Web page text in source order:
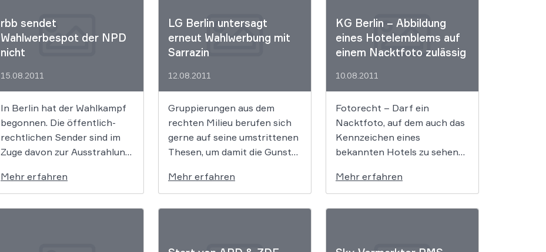
rbb sendet
Wahlwerbespot der NPD
nicht
15.08.2011
In Berlin hat der Wahlkampf
begonnen. Die öffentlich-
rechtlichen Sender sind im
Zuge davon zur Ausstrahlung
verpflichtet, der Rundfunk
Berlin-Brandenburg werde
den von der NPD
Mehr erfahren
LG Berlin untersagt
erneut Wahlwerbung mit
Sarrazin
12.08.2011
Gruppierungen aus dem
rechten Milieu berufen sich
gerne auf seine umstrittenen
Thesen, um damit die Gunst
Hiergegen hat sich Sarrazin
das zweite Mal erfolgreich
gewehrt.
Mehr erfahren
KG Berlin – Abbildung
eines Hotelemblems auf
einem Nacktfoto zulässig
10.08.2011
Fotorecht – Darf ein
Nacktfoto, auf dem auch das
Kennzeichen eines
bekannten Hotels zu sehen
Hotelbetreibers
veröffentlicht werden? Mit
dieser Frage hatte sich das
Mehr erfahren